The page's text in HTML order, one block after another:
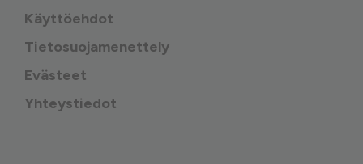
Käyttöehdot
Tietosuojamenettely
Evästeet
Yhteystiedot